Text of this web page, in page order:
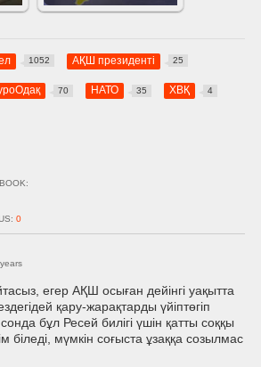
1052 АҚШ президенті 25
70 НАТО 35 ХВҚ 4
0
егер АҚШ осыған дейінгі уақытта
қару-жарақтарды үйіптөгіп
бұл Ресей билігі үшін қатты соққы
біледі, мүмкін соғыста ұзаққа созылмас